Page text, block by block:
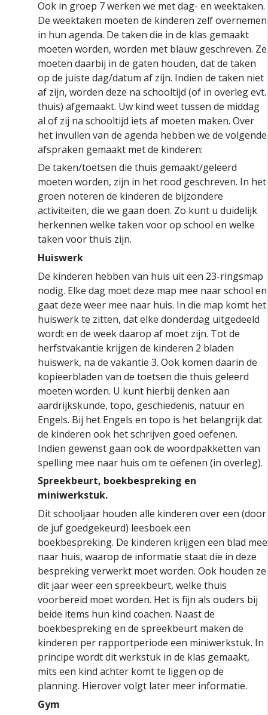
Ook in groep 7 werken we met dag- en weektaken.
De weektaken moeten de kinderen zelf overnemen
in hun agenda. De taken die in de klas gemaakt
moeten worden, worden met blauw geschreven. Ze
moeten daarbij in de gaten houden, dat de taken
op de juiste dag/datum af zijn. Indien de taken niet
af zijn, worden deze na schooltijd (of in overleg evt.
thuis) afgemaakt. Uw kind weet tussen de middag
al of zij na schooltijd iets af moeten maken. Over
het invullen van de agenda hebben we de volgende
afspraken gemaakt met de kinderen:
De taken/toetsen die thuis gemaakt/geleerd
moeten worden, zijn in het rood geschreven. In het
groen noteren de kinderen de bijzondere
activiteiten, die we gaan doen. Zo kunt u duidelijk
herkennen welke taken voor op school en welke
taken voor thuis zijn.
Huiswerk
De kinderen hebben van huis uit een 23-ringsmap
nodig. Elke dag moet deze map mee naar school en
gaat deze weer mee naar huis. In die map komt het
huiswerk te zitten, dat elke donderdag uitgedeeld
wordt en de week daarop af moet zijn. Tot de
herfstvakantie krijgen de kinderen 2 bladen
huiswerk, na de vakantie 3. Ook komen daarin de
kopieerbladen van de toetsen die thuis geleerd
moeten worden. U kunt hierbij denken aan
aardrijkskunde, topo, geschiedenis, natuur en
Engels. Bij het Engels en topo is het belangrijk dat
de kinderen ook het schrijven goed oefenen.
Indien gewenst gaan ook de woordpakketten van
spelling mee naar huis om te oefenen (in overleg).
Spreekbeurt, boekbespreking en
miniwerkstuk.
Dit schooljaar houden alle kinderen over een (door
de juf goedgekeurd) leesboek een
boekbespreking. De kinderen krijgen een blad mee
naar huis, waarop de informatie staat die in deze
bespreking verwerkt moet worden. Ook houden ze
dit jaar weer een spreekbeurt, welke thuis
voorbereid moet worden. Het is fijn als ouders bij
beide items hun kind coachen. Naast de
boekbespreking en de spreekbeurt maken de
kinderen per rapportperiode een miniwerkstuk. In
principe wordt dit werkstuk in de klas gemaakt,
mits een kind achter komt te liggen op de
planning. Hierover volgt later meer informatie.
Gym